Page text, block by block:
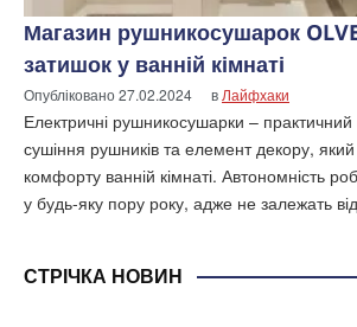
Магазин рушникосушарок
затишок у ванній кімнаті
Опубліковано27.02.2024 в Лайфхаки
Електричні рушникосушарки –
сушіння рушників та елемент декору,
комфорту ванній кімнаті. Автономність
у будь-яку пору року, адже не залежать
СТРІЧКА НОВИН